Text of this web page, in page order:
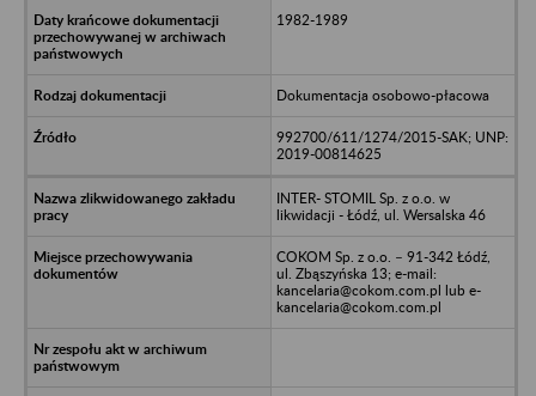
1982-1989
Dokumentacja osobowo-płacowa
992700/611/1274/2015-SAK; UNP:
2019-00814625
INTER- STOMIL Sp. z o.o. w
likwidacji - Łódź, ul. Wersalska 46
COKOM Sp. z o.o. – 91-342 Łódź,
ul. Zbąszyńska 13; e-mail:
kancelaria@cokom.com.pl lub e-
kancelaria@cokom.com.pl